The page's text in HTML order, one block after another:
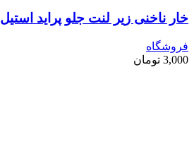
خار ناخنی زیر لنت جلو پراید استیل
فروشگاه
3,000 تومان